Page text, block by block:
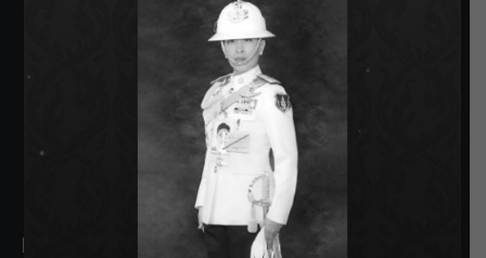
SIAMRATH VARIETY
THE BEST ENTERTAINMENT
Recent Posts